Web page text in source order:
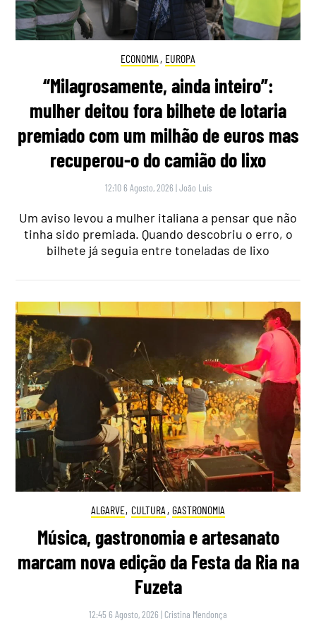
ECONOMIA , EUROPA
“Milagrosamente, ainda inteiro”:
mulher deitou fora bilhete de lotaria
premiado com um milhão de euros mas
recuperou-o do camião do lixo
12:10 6 Agosto, 2026 |João Luís
Um aviso levou a mulher italiana a pensar que não
tinha sido premiada. Quando descobriu o erro, o
bilhete já seguia entre toneladas de lixo
ALGARVE, CULTURA , GASTRONOMIA
Música, gastronomia e artesanato
marcam nova edição da Festa da Ria na
Fuzeta
12:45 6 Agosto, 2026 | Cristina Mendonça